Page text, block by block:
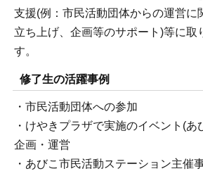
支援(例：市民活動団体からの運営に
立ち上げ、企画等のサポート)等に取
す。
修了生の活躍事例
・市民活動団体への参加
・けやきプラザで実施のイベント(
企画・運営
・あびこ市民活動ステーション主催